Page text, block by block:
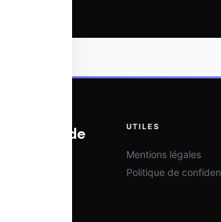
du web et de
UTILES
Mentions légales
Politique de